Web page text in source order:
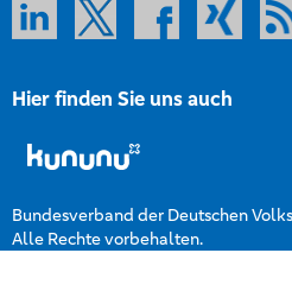
Hier finden Sie uns auch
Bundesverband der Deutschen
Alle Rechte vorbehalten.